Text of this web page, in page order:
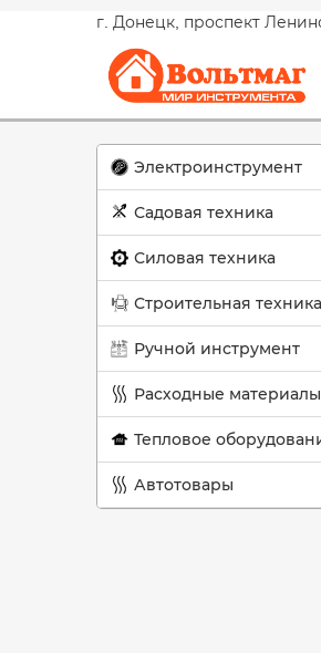
г. Донецк, проспект
Электроинструмент
Садовая техника
Силовая техника
Строительная техника
Ручной инструмент
Расходные материалы
Тепловое
Автотовары